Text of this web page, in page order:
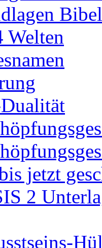
Bibel
Welten
jetzt
2